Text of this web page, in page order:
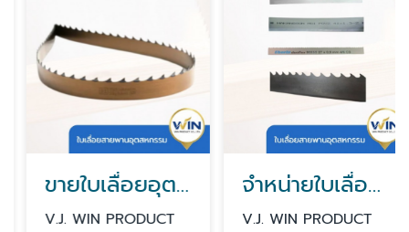
ขายใบเลื่อยอุตสาหกรรม
V.J. WIN PRODUCT
จำหน่ายใบเลื่อยเครื่องจักรอุตสาหกรรม
V.J. WIN PRODUCT